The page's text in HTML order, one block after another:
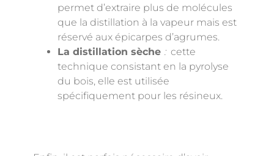
permet d’extraire plus de molécules
que la distillation à la vapeur mais est
réservé aux épicarpes d’agrumes.
La distillation sèche : cette
technique consistant en la pyrolyse
du bois, elle est utilisée
spécifiquement pour les résineux.